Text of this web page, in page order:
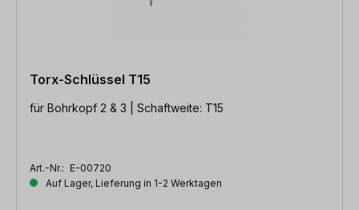
Torx-Schlüssel T15
für Bohrkopf 2 & 3 | Schaftweite: T15
Art.-Nr.: E-00720
Auf Lager, Lieferung in 1-2 Werktagen